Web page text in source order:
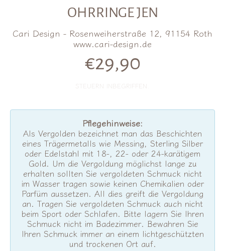
OHRRINGE JEN
Cari Design - Rosenweiherstraße 12, 91154 Roth
www.cari-design.de
Normalpreis
€29,90
Pflegehinweise:
Als Vergolden bezeichnet man das Beschichten
eines Trägermetalls wie Messing, Sterling Silber
oder Edelstahl mit 18-, 22- oder 24-karätigem
Gold. Um die Vergoldung möglichst lange zu
erhalten sollten Sie vergoldeten Schmuck nicht
im Wasser tragen sowie keinen Chemikalien oder
Parfüm aussetzen. All dies greift die Vergoldung
an. Tragen Sie vergoldeten Schmuck auch nicht
beim Sport oder Schlafen. Bitte lagern Sie Ihren
Schmuck nicht im Badezimmer. Bewahren Sie
Ihren Schmuck immer an einem lichtgeschützten
und trockenen Ort auf.